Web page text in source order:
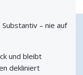
– nie auf
und bleibt
dekliniert